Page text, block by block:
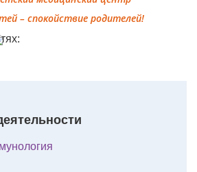
– спокойствие родителей!